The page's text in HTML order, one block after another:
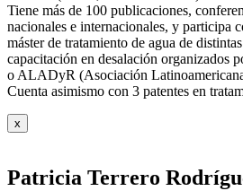
Tiene más de 100 publicaciones,
nacionales e internacionales, y participa
máster de tratamiento de agua de
capacitación en desalación organizados
o ALADyR (Asociación
Cuenta asimismo con 3 patentes en
x
Patricia Terrero